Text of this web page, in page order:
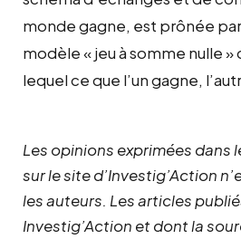
monde gagne, est prônée
modèle « jeu à somme nulle »
lequel ce que l’un gagne,
Les opinions exprimées dans
sur le site d’Investig’Action
les auteurs. Les articles
Investig’Action et dont la